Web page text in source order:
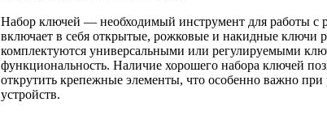
Набор ключей — необходимый инструмент для работы с
включает в себя открытые, рожковые и накидные ключи
комплектуются универсальными или регулируемыми
функциональность. Наличие хорошего набора ключей
открутить крепежные элементы, что особенно важно
устройств.